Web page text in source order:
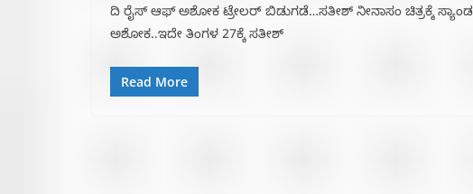
ದಿ ರೈಸ್ ಆಫ್ ಅಶೋಕ ಟ್ರೇಲರ್ ಬಿಡುಗಡೆ…ಸತೀಶ್ ನೀನಾಸಂ ಚಿತ್ರಕ್ಕೆ
ಅಶೋಕ..ಇದೇ ತಿಂಗಳ 27ಕ್ಕೆ ಸತೀಶ್
Read More